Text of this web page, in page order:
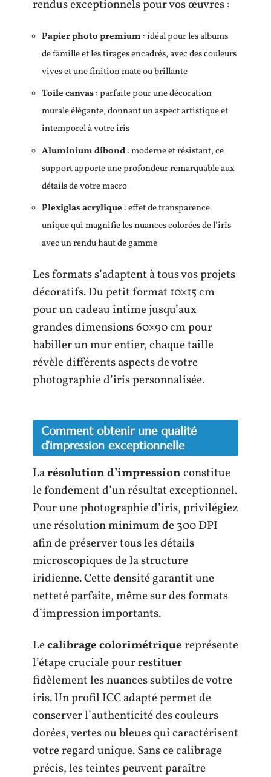
rendus exceptionnels pour vos œuvres :
Papier photo premium : idéal pour les albums
de famille et les tirages encadrés, avec des couleurs
vives et une finition mate ou brillante
Toile canvas: parfaite pour une décoration
murale élégante, donnant un aspect artistique et
intemporel à votre iris
Aluminium dibond: moderne et résistant, ce
support apporte une profondeur remarquable aux
détails de votre macro
Plexiglas acrylique : effet de transparence
unique qui magnifie les nuances colorées de l’iris
avec un rendu haut de gamme
Les formats s’adaptent à tous vos projets
décoratifs. Du petit format 10×15 cm
pour un cadeau intime jusqu’aux
grandes dimensions 60×90 cm pour
habiller un mur entier, chaque taille
révèle différents aspects de votre
photographie d’iris personnalisée.
Comment obtenir une qualité
d’impression exceptionnelle
Larésolution d’impressionconstitue
le fondement d’un résultat exceptionnel.
Pour une photographie d’iris, privilégiez
une résolution minimum de 300 DPI
afin de préserver tous les détails
microscopiques de la structure
iridienne. Cette densité garantit une
netteté parfaite, même sur des formats
d’impression importants.
Lecalibrage colorimétriquereprésente
l’étape cruciale pour restituer
fidèlement les nuances subtiles de votre
iris. Un profil ICC adapté permet de
conserver l’authenticité des couleurs
dorées, vertes ou bleues qui caractérisent
votre regard unique. Sans ce calibrage
précis, les teintes peuvent paraître